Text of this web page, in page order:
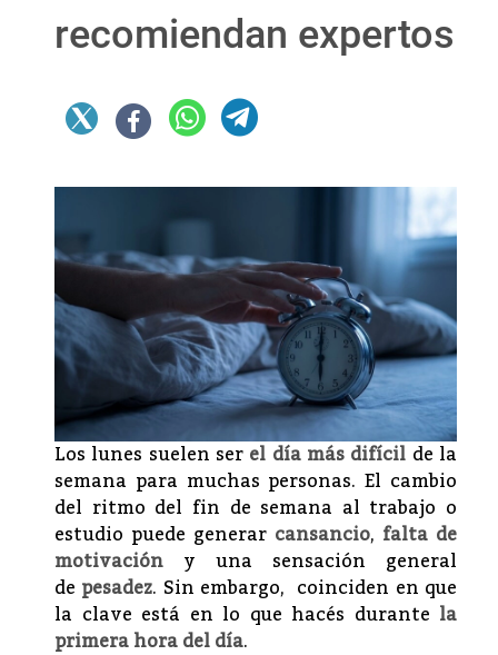
recomiendan expertos
Los lunes suelen serel día más difícil de la
semana para muchas personas. El cambio
del ritmo del fin de semana al trabajo o
estudio puede generar cansancio, falta de
motivación y una sensación general
de pesadez. Sin embargo, coinciden en que
la clave está en lo que hacés durante la
primera hora del día.